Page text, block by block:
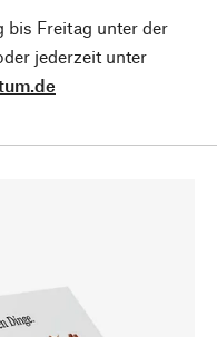
bis Freitag unter der
jederzeit unter